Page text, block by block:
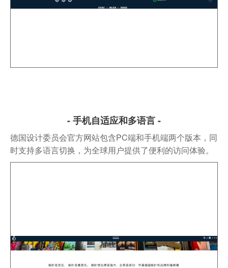
- 手机自适应和多语言 -
德国设计委员会官方网站包含PC端和手机端两个版本，同
时支持多语言切换，为全球用户提供了便利的访问体验。